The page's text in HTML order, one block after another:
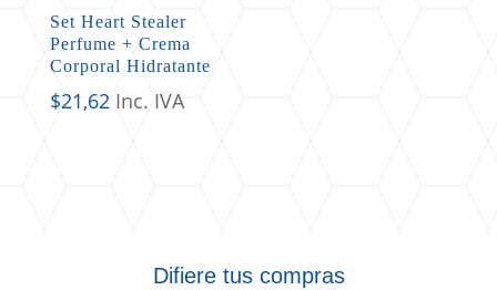
Set Heart Stealer
Perfume + Crema
Corporal Hidratante
$21,62 Inc. IVA
Difiere tus compras